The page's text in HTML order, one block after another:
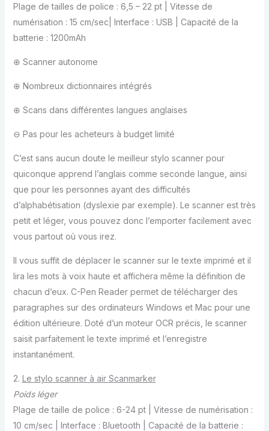
Plage de tailles de police : 6,5 – 22 pt | Vitesse de
numérisation : 15 cm/sec| Interface : USB | Capacité de la
batterie : 1200mAh
⊕ Scanner autonome
⊕ Nombreux dictionnaires intégrés
⊕ Scans dans différentes langues anglaises
⊖ Pas pour les acheteurs à budget limité
C’est sans aucun doute le meilleur stylo scanner pour
quiconque apprend l’anglais comme seconde langue, ainsi
que pour les personnes ayant des difficultés
d’alphabétisation (dyslexie par exemple). Le scanner est très
petit et léger, vous pouvez donc l’emporter facilement avec
vous partout où vous irez.
Il vous suffit de déplacer le scanner sur le texte imprimé et il
lira les mots à voix haute et affichera même la définition de
chacun d’eux. C-Pen Reader permet de télécharger des
paragraphes sur des ordinateurs Windows et Mac pour une
édition ultérieure. Doté d’un moteur OCR précis, le scanner
saisit parfaitement le texte imprimé et l’enregistre
instantanément.
2. Le stylo scanner à air Scanmarker
Poids léger
Plage de taille de police : 6-24 pt | Vitesse de numérisation :
10 cm/sec | Interface : Bluetooth | Capacité de la batterie :